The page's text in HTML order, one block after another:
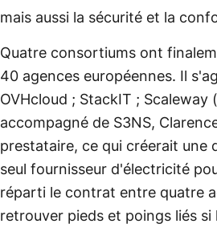
mais aussi la sécurité et la
Quatre consortiums ont
40 agences européennes. Il
OVHcloud ; StackIT ;
accompagné de S3NS,
prestataire, ce qui créerait une
seul fournisseur d'électricité
réparti le contrat entre quatre
retrouver pieds et poings liés